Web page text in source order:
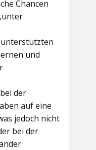
Chancen
und
der
auf eine
jedoch nicht
bei der